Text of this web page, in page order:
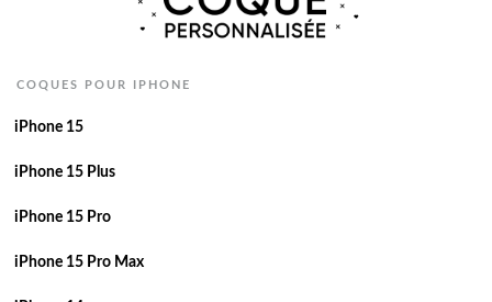
COQUES POUR IPHONE
iPhone 15
iPhone 15 Plus
iPhone 15 Pro
iPhone 15 Pro Max